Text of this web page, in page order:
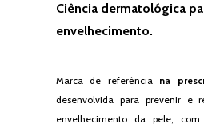
Ciência dermatológica
envelhecimento.
Marca de referência na
desenvolvida para prevenir e
envelhecimento da pele,